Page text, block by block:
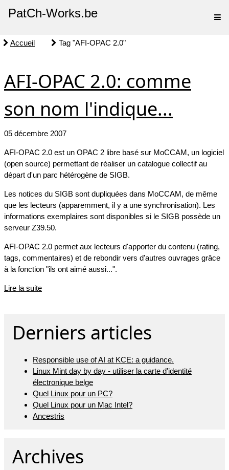
PatCh-Works.be
Accueil Tag "AFI-OPAC 2.0"
AFI-OPAC 2.0: comme
son nom l'indique...
05 décembre 2007
AFI-OPAC 2.0 est un OPAC 2 libre basé sur MoCCAM, un logiciel
(open source) permettant de réaliser un catalogue collectif au
départ d'un parc hétérogène de SIGB.
Les notices du SIGB sont dupliquées dans MoCCAM, de même
que les lecteurs (apparemment, il y a une synchronisation). Les
informations exemplaires sont disponibles si le SIGB possède un
serveur Z39.50.
AFI-OPAC 2.0 permet aux lecteurs d'apporter du contenu (rating,
tags, commentaires) et de rebondir vers d'autres ouvrages grâce
à la fonction "ils ont aimé aussi...".
Lire la suite
Derniers articles
Responsible use of AI at KCE: a guidance.
Linux Mint day by day - utiliser la carte d'identité
électronique belge
Quel Linux pour un PC?
Quel Linux pour un Mac Intel?
Ancestris
Archives